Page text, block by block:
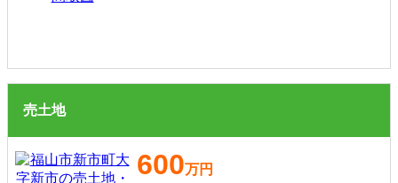
売土地
600万円